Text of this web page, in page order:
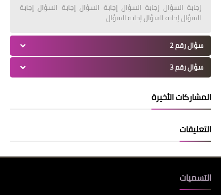
إجابة السؤال إجابة السؤال إجابة السؤال إجابة السؤال إجابة
السؤال إجابة السؤال إجابة السؤال
سؤال رقم 2
سؤال رقم 3
المشاركات الأخيرة
التعليقات
التسميات